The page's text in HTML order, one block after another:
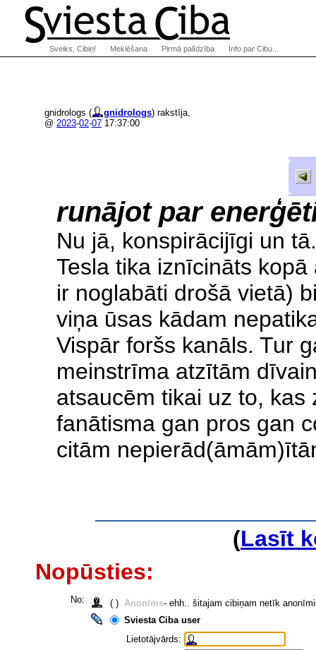
gnidrologs ( gnidrologs) rakstīja,
@ 2023-02-07 17:37:00
runājot par
Nu jā, konspirācijīgi un
Tesla tika iznīcināts
ir noglabāti drošā vietā)
viņa ūsas kādam
Vispār foršs kanāls. Tur
meinstrīma atzītām
atsaucēm tikai uz to,
fanātisma gan pros gan
citām
(Lasīt
Nopūsties:
No: ( ) Anonīms- ehh.. šitajam cibiņam netīk
Sviesta Ciba user
Lietotājvārds:
Sveiks, Cibiņ! Meklēšana Pirmā palīdzība Info par Cibu...